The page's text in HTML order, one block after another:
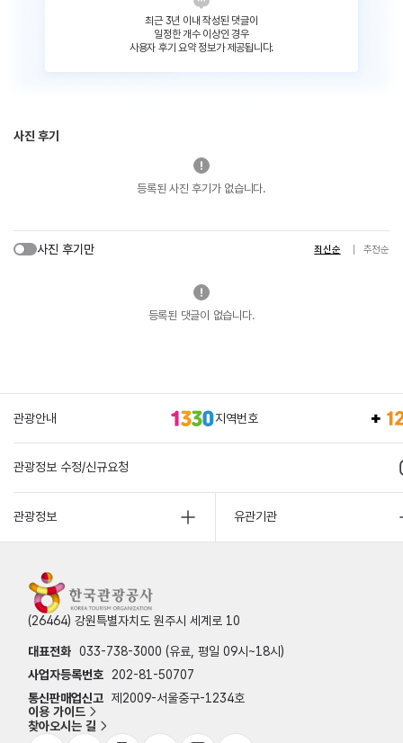
최근 3년 이내 작성된 댓글이
일정한 개수 이상인 경우
사용자 후기 요약 정보가 제공됩니다.
사진 후기
등록된 사진 후기가 없습니다.
사진 후기만 최신순 추천순
등록된 댓글이 없습니다.
관광안내 지역번호
관광정보 수정/신규요청
관광정보 유관기관
(26464) 강원특별자치도 원주시 세계로 10
대표전화 033-738-3000 (유료, 평일 09시~18시)
사업자등록번호
202-81-50707
통신판매업신고 제2009-서울중구-1234호
이용 가이드
찾아오시는 길